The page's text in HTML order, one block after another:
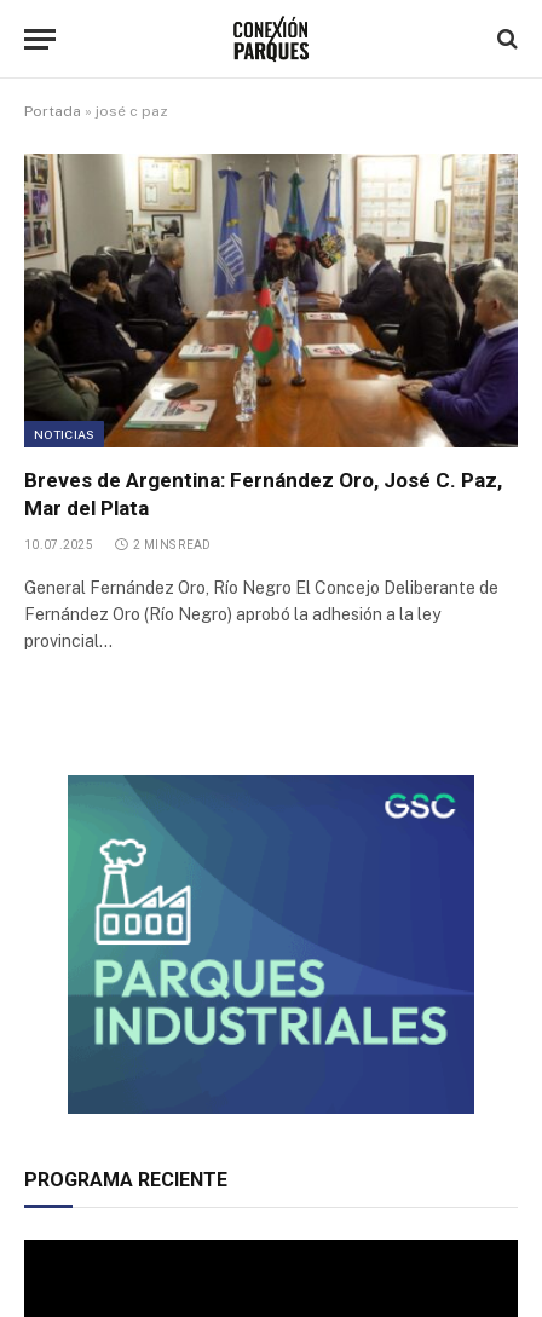
Portada » josé c paz
NOTICIAS
Breves de Argentina: Fernández Oro, José C. Paz,
Mar del Plata
10.07.2025 2 MINS READ
General Fernández Oro, Río Negro El Concejo Deliberante de
Fernández Oro (Río Negro) aprobó la adhesión a la ley
provincial…
PROGRAMA RECIENTE